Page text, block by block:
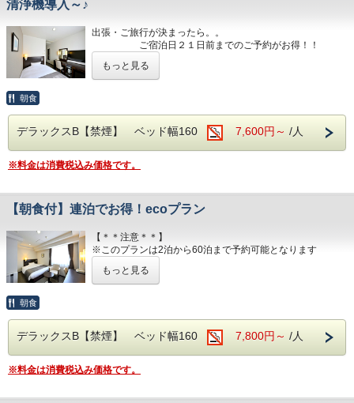
■注意事項
団体様の場合や時期によりキャンセル規定が
異なります
ドベッドで快適な寝心地
・43型壁掛けテレビ、全室加湿機能付き空気
清浄機、今治タオル、各部屋Wi-Fi
アウト11:00
■各種サービス
ンドリー 7：00～22：00（有料）、自動販売
会議室
■注意事項
異なります
詳しくはホテルまでお問い合わせくださいま
せ
■各種サービス
ウェルカムドリンク 14:00〜23:00、コインランドリー 7：
00～22：00（有料）、自動販売機、製氷機、電子レンジ、
アメニティバー、会議室
団体様の場合や時期によりキャンセル規定が異なります
詳しくはホテルまでお問い合わせくださいませ
ます（料金が異なります）
■焼き立てパンや産直市から取り寄せた地元野菜の和洋バイ
■室内設備(全部屋１４平米以上)
・シモンズ社製デュベスタイルロング＆ワイドベッドで快適
な寝心地
■チェックイン14:00~24:00(最終) / チェックアウト11:00
■各種サービス
ウェルカムドリンク 14:00〜23:00、コインランドリー 7：
00～22：00（有料）、自動販売機、製氷機、電子レンジ、
アメニティバー、会議室
詳しくはホテルまでお問い合わせくださいませ
清浄機導入～♪
出張・ご旅行が決まったら。。
ご宿泊日２１日前までのご予約がお得！！
JR伊予西条駅真正面、西条市の中心地のホテル
西日本最高峰の石鎚山や西条市の街並を望める人工ヘルスト
営業時間：14:00~24:00、翌6:00~9:00
隣がコンビニ、石鎚へのバスも真正面バス停から出ています
1日１台税込300円 ※バス・トラックは事前予約をお願いし
ます（料金が異なります）
■焼き立てパンや産直市から取り寄せた地元野菜の和洋バイ
キング(定価：￥1320（税込）)
■室内設備(全部屋１４平米以上)
な寝心地
タオル、各部屋Wi-Fi
もっと見る
朝食
デラックスB【禁煙】 ベッド幅160 7,600円～ /人
※料金は消費税込み価格です。
【朝食付】連泊でお得！ecoプラン
【＊＊注意＊＊】
※このプランは2泊から60泊まで予約可能となります
2泊以上限定の【客室清掃なし】のお得なプランです
エコ活動に取り組む方、連泊中の清掃が不要な方におすすめ
希望者はゴミの回収をさせていただきますのでフロントまで
お問い合わせください
もっと見る
朝食
デラックスB【禁煙】 ベッド幅160 7,800円～ /人
※料金は消費税込み価格です。